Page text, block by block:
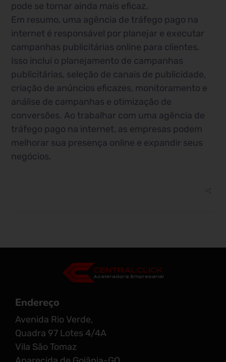
pode se tornar ainda mais eficaz.
Em resumo, uma agência de tráfego pago na
internet é responsável por planejar e executar
campanhas publicitárias online para clientes.
Isso inclui o planejamento de campanhas
publicitárias, seleção de canais de publicidade,
criação de anúncios eficazes, monitoramento e
análise de campanhas e otimização de
conversões. Ao trabalhar com uma agência de
tráfego pago na internet, as empresas podem
melhorar sua presença online e expandir seus
negócios.
Endereço
Avenida Rio Verde,
Quadra 97 Lotes 4/4A
Vila São Tomaz